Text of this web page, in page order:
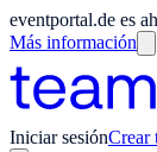
eventportal.de es
Más información
Iniciar sesiónCrear